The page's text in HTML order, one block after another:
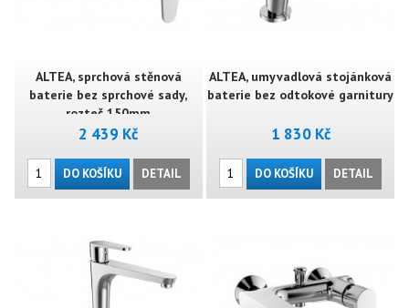
ALTEA, sprchová stěnová
baterie bez sprchové sady,
rozteč 150mm
2 439 Kč
DO KOŠÍKU DETAIL
ALTEA, umyvadlová stojánková
baterie bez odtokové garnitury
1 830 Kč
DO KOŠÍKU DETAIL